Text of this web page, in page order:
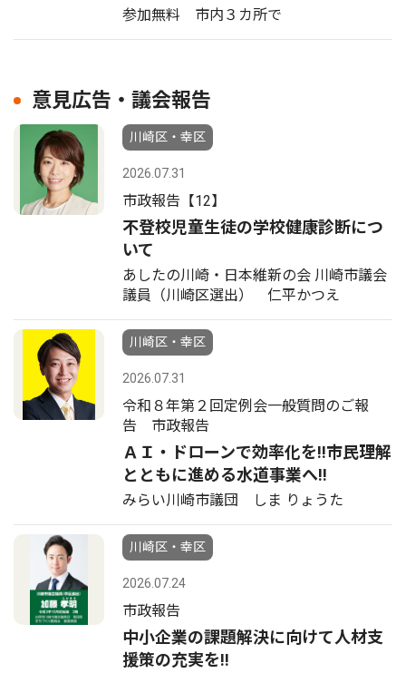
参加無料 市内３カ所で
意見広告・議会報告
川崎区・幸区
2026.07.31
市政報告【12】
不登校児童生徒の学校健康診断につ
いて
あしたの川崎・日本維新の会 川崎市議会
議員（川崎区選出） 仁平かつえ
川崎区・幸区
2026.07.31
令和８年第２回定例会一般質問のご報
告 市政報告
ＡＩ・ドローンで効率化を!!市民理解
とともに進める水道事業へ!!
みらい川崎市議団 しま りょうた
川崎区・幸区
2026.07.24
市政報告
中小企業の課題解決に向けて人材支
援策の充実を!!